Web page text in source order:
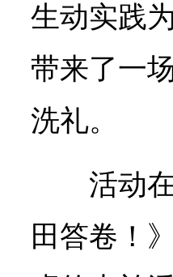
生动实践
带来了一
洗礼。
活动
田答卷！